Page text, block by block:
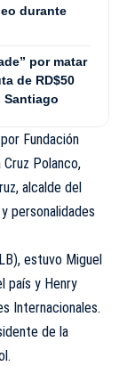
durante
por matar
de RD$50
Santiago
Fundación
Polanco,
alcalde del
personalidades
estuvo Miguel
país y Henry
Internacionales.
de la